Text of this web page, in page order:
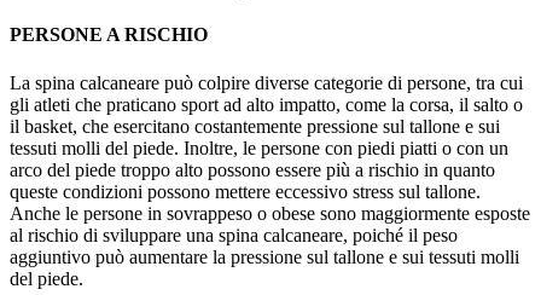
PERSONE A RISCHIO
La spina calcaneare può colpire diverse categorie di persone, tra cui
gli atleti che praticano sport ad alto impatto, come la corsa, il salto o
il basket, che esercitano costantemente pressione sul tallone e sui
tessuti molli del piede. Inoltre, le persone con piedi piatti o con un
arco del piede troppo alto possono essere più a rischio in quanto
queste condizioni possono mettere eccessivo stress sul tallone.
Anche le persone in sovrappeso o obese sono maggiormente esposte
al rischio di sviluppare una spina calcaneare, poiché il peso
aggiuntivo può aumentare la pressione sul tallone e sui tessuti molli
del piede.